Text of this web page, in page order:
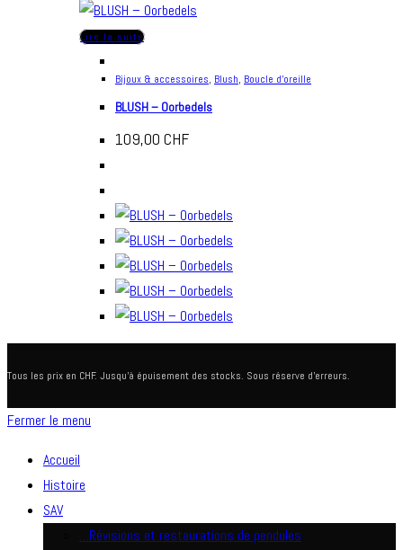
Lire la suite
Bijoux & accessoires, Blush, Boucle d'oreille
BLUSH – Oorbedels
109,00 CHF
Tous les prix en CHF. Jusqu'à épuisement des stocks. Sous réserve d'erreurs.
Fermer le menu
Accueil
Histoire
SAV
…Révisions et restaurations de pendules